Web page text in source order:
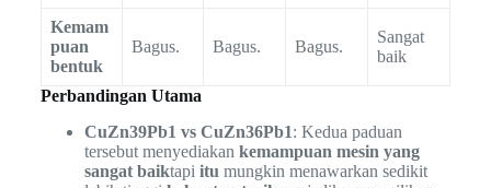
Kemam
puan
bentuk
Bagus. Bagus. Bagus.
Sangat
baik
Perbandingan Utama
CuZn39Pb1 vs CuZn36Pb1: Kedua paduan
tersebut menyediakan kemampuan mesin yang
sangat baiktapi itu mungkin menawarkan sedikit